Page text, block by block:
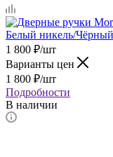
1 800 ₽/шт
Варианты цен
1 800 ₽/шт
Подробности
В наличии